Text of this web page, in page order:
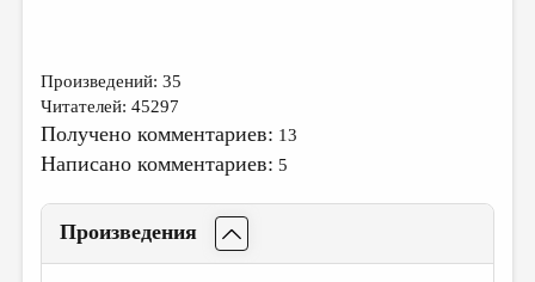
СТРАНИЦЫ ПАМЯТИ
ОБЪЯВЛЕНИЯ
КОЛОНКА РЕДАКТОРА
РЕДКОЛЛЕГИЯ
ОТ РЕДАКЦИИ
Произведений: 35
Читателей: 45297
Получено комментариев: 13
Написано комментариев: 5
Произведения